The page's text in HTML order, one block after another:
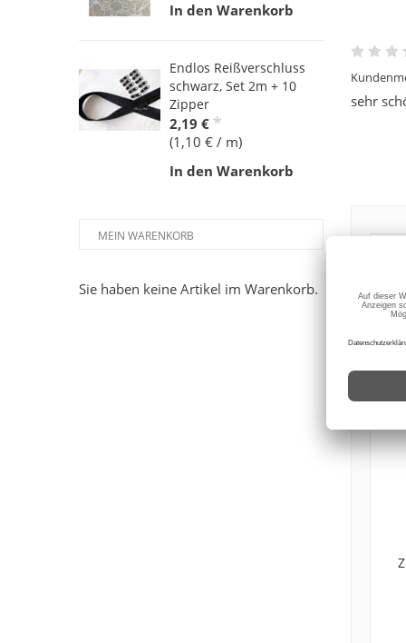
sehr
In den Warenkorb
Endlos Reißverschluss
schwarz, Set 2m + 10
Zipper
2,19 € *
(1,10 € / m)
In den Warenkorb
MEIN WARENKORB
Sie haben keine Artikel im Warenkorb.